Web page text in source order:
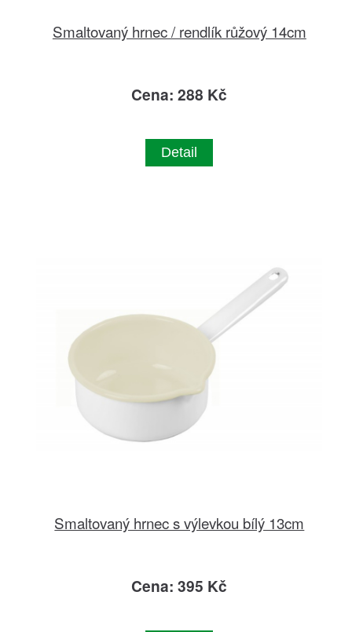
Smaltovaný hrnec / rendlík růžový 14cm
Cena: 288 Kč
Detail
Smaltovaný hrnec s výlevkou bílý 13cm
Cena: 395 Kč